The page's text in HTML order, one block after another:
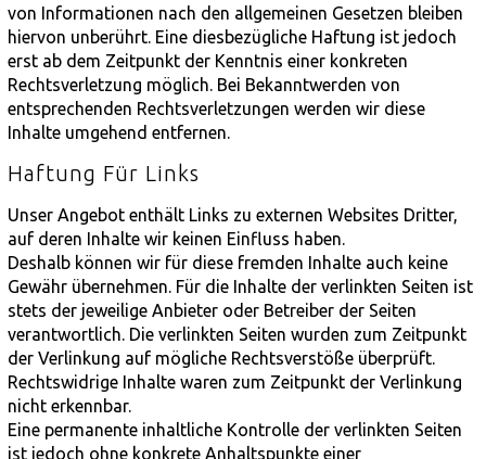
von Informationen nach den allgemeinen Gesetzen bleiben
hiervon unberührt. Eine diesbezügliche Haftung ist jedoch
erst ab dem Zeitpunkt der Kenntnis einer konkreten
Rechtsverletzung möglich. Bei Bekanntwerden von
entsprechenden Rechtsverletzungen werden wir diese
Inhalte umgehend entfernen.
Haftung Für Links
Unser Angebot enthält Links zu externen Websites Dritter,
auf deren Inhalte wir keinen Einfluss haben.
Deshalb können wir für diese fremden Inhalte auch keine
Gewähr übernehmen. Für die Inhalte der verlinkten Seiten ist
stets der jeweilige Anbieter oder Betreiber der Seiten
verantwortlich. Die verlinkten Seiten wurden zum Zeitpunkt
der Verlinkung auf mögliche Rechtsverstöße überprüft.
Rechtswidrige Inhalte waren zum Zeitpunkt der Verlinkung
nicht erkennbar.
Eine permanente inhaltliche Kontrolle der verlinkten Seiten
ist jedoch ohne konkrete Anhaltspunkte einer